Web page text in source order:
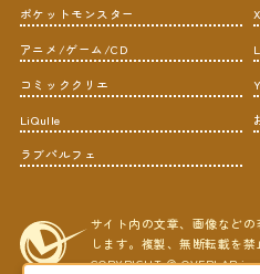
ポケットモンスター
アニメ/ゲーム/CD
コミッククリエ
LiQulle
ラブパルフェ
X
サイト内の文章、画像など
します。複製、無断転載を禁
COPYRIGHT ©